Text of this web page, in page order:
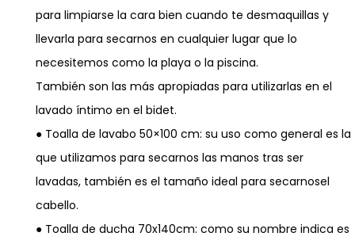
para limpiarse la cara bien cuando te desmaquillas y
llevarla para secarnos en cualquier lugar que lo
necesitemos como la playa o la piscina.
También son las más apropiadas para utilizarlas en el
lavado íntimo en el bidet.
● Toalla de lavabo 50×100 cm: su uso como general es la
que utilizamos para secarnos las manos tras ser
lavadas, también es el tamaño ideal para secarnosel
cabello.
● Toalla de ducha 70x140cm: como su nombre indica es